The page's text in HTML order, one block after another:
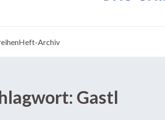
Heft-Archiv
Gastl